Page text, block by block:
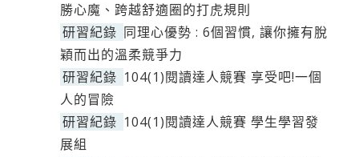
勝心魔、跨越舒適圈的打虎規則
研習紀錄 同理心優勢 : 6個習慣, 讓你擁有脫
穎而出的溫柔競爭力
研習紀錄 104(1)閱讀達人競賽 享受吧!一個
人的冒險
研習紀錄 104(1)閱讀達人競賽 學生學習發
展組